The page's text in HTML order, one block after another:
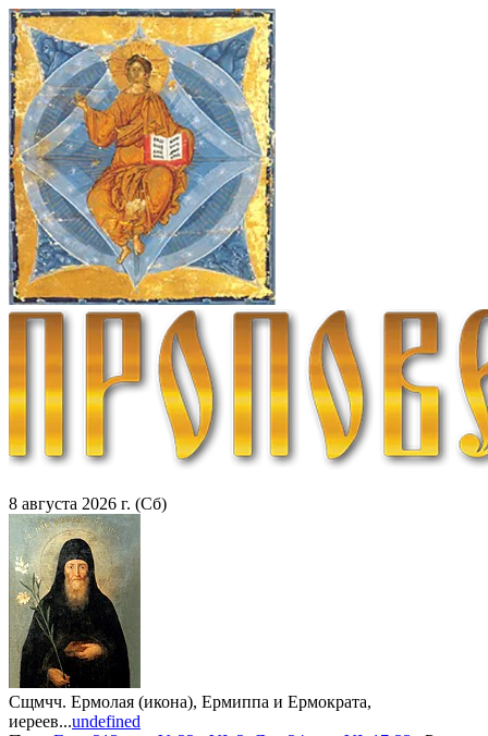
8 августа 2026 г. (Сб)
Сщмчч. Ермолая (икона), Ермиппа и Ермократа,
иереев...undefined